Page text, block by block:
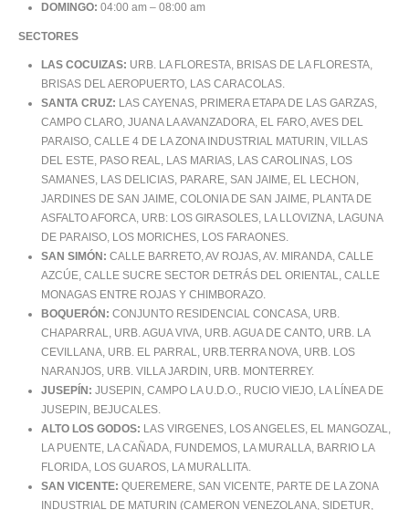
DOMINGO: 04:00 am – 08:00 am
SECTORES
LAS COCUIZAS: URB. LA FLORESTA, BRISAS DE LA FLORESTA,
BRISAS DEL AEROPUERTO, LAS CARACOLAS.
SANTA CRUZ: LAS CAYENAS, PRIMERA ETAPA DE LAS GARZAS,
CAMPO CLARO, JUANA LA AVANZADORA, EL FARO, AVES DEL
PARAISO, CALLE 4 DE LA ZONA INDUSTRIAL MATURIN, VILLAS
DEL ESTE, PASO REAL, LAS MARIAS, LAS CAROLINAS, LOS
SAMANES, LAS DELICIAS, PARARE, SAN JAIME, EL LECHON,
JARDINES DE SAN JAIME, COLONIA DE SAN JAIME, PLANTA DE
ASFALTO AFORCA, URB: LOS GIRASOLES, LA LLOVIZNA, LAGUNA
DE PARAISO, LOS MORICHES, LOS FARAONES.
SAN SIMÓN: CALLE BARRETO, AV ROJAS, AV. MIRANDA, CALLE
AZCÚE, CALLE SUCRE SECTOR DETRÁS DEL ORIENTAL, CALLE
MONAGAS ENTRE ROJAS Y CHIMBORAZO.
BOQUERÓN: CONJUNTO RESIDENCIAL CONCASA, URB.
CHAPARRAL, URB. AGUA VIVA, URB. AGUA DE CANTO, URB. LA
CEVILLANA, URB. EL PARRAL, URB.TERRA NOVA, URB. LOS
NARANJOS, URB. VILLA JARDIN, URB. MONTERREY.
JUSEPÍN: JUSEPIN, CAMPO LA U.D.O., RUCIO VIEJO, LA LÍNEA DE
JUSEPIN, BEJUCALES.
ALTO LOS GODOS: LAS VIRGENES, LOS ANGELES, EL MANGOZAL,
LA PUENTE, LA CAÑADA, FUNDEMOS, LA MURALLA, BARRIO LA
FLORIDA, LOS GUAROS, LA MURALLITA.
SAN VICENTE: QUEREMERE, SAN VICENTE, PARTE DE LA ZONA
INDUSTRIAL DE MATURIN (CAMERON VENEZOLANA, SIDETUR,